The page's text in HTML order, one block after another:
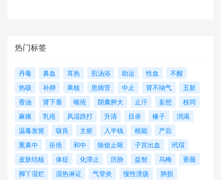
热门标签
丹毒 鼻血 耳热 煎汤浴 助运 性血
不醒
热咳
补肺 果核 患痈苦 中止 肾不纳气
五脏
香油
肾下垂 喉疮 阴囊肿大 止汗 妄想
枝同
麻痛
乳疮 风湿跌打 升清 目录 橡子
消渴
温毒发斑
咳良 主瘀 入半钱 根能
产后
熏鼻中
疥疮 和中 除烦止呕 子宫出血
玳瑁
皮肤结核
体征 化滞止 历胁 益智 乌梅
蔷薇
脚丫湿烂
湿热淋证 气管炎 慢性溃疡
肺损